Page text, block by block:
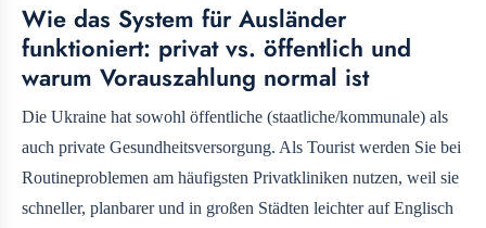
Wie das System für Ausländer
funktioniert: privat vs. öffentlich und
warum Vorauszahlung normal ist
Die Ukraine hat sowohl öffentliche (staatliche/kommunale) als
auch private Gesundheitsversorgung. Als Tourist werden Sie bei
Routineproblemen am häufigsten Privatkliniken nutzen, weil sie
schneller, planbarer und in großen Städten leichter auf Englisch